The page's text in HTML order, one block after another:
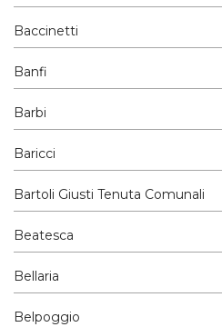
Baccinetti
Banfi
Barbi
Baricci
Bartoli Giusti Tenuta Comunali
Beatesca
Bellaria
Belpoggio